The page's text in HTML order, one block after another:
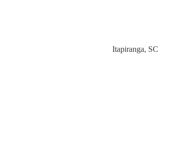
Category
Itapiranga, SC